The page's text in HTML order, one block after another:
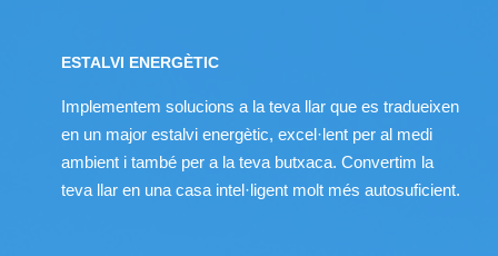
ESTALVI ENERGÈTIC
Implementem solucions a la teva llar que es tradueixen
en un major estalvi energètic, excel·lent per al medi
ambient i també per a la teva butxaca. Convertim la
teva llar en una casa intel·ligent molt més autosuficient.